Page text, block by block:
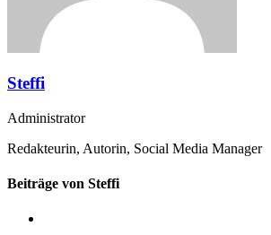
Steffi
Administrator
Redakteurin, Autorin, Social Media Manager
Beiträge von Steffi